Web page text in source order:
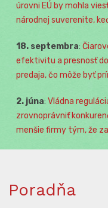
úrovni EÚ by mohla
národnej suverenite,
18. septembra:
efektivitu a presnosť
predaja, čo môže byť
2. júna: Vládna
zrovnoprávniť
menšie firmy tým, že
Poradňa